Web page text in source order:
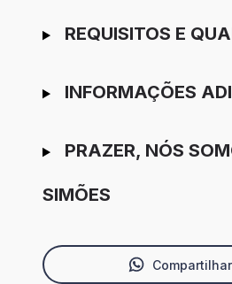
REQUISITOS E
INFORMAÇÕES
PRAZER, NÓS
SIMÕES